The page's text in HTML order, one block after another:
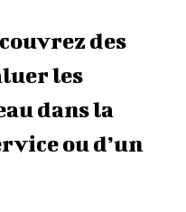
des
les
dans la
ou d’un